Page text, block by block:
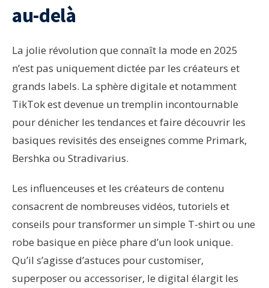
au-delà
La jolie révolution que connaît la mode en 2025
n’est pas uniquement dictée par les créateurs et
grands labels. La sphère digitale et notamment
TikTok est devenue un tremplin incontournable
pour dénicher les tendances et faire découvrir les
basiques revisités des enseignes comme Primark,
Bershka ou Stradivarius.
Les influenceuses et les créateurs de contenu
consacrent de nombreuses vidéos, tutoriels et
conseils pour transformer un simple T-shirt ou une
robe basique en pièce phare d’un look unique.
Qu’il s’agisse d’astuces pour customiser,
superposer ou accessoriser, le digital élargit les